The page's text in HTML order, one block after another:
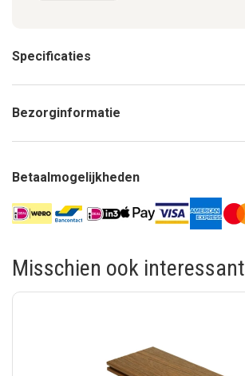
Specificaties
Bezorginformatie
Betaalmogelijkheden
Misschien ook interessant